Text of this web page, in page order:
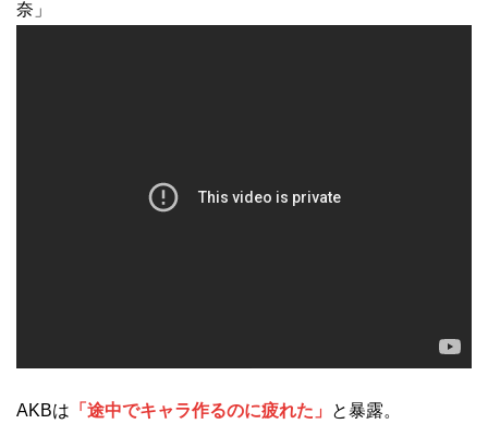
奈」
AKBは 「途中でキャラ作るのに疲れた」 と暴露。